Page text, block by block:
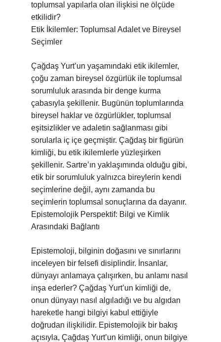
toplumsal yapılarla olan ilişkisi ne ölçüde
etkilidir?
Etik İkilemler: Toplumsal Adalet ve Bireysel
Seçimler
Çağdaş Yurt’un yaşamındaki etik ikilemler,
çoğu zaman bireysel özgürlük ile toplumsal
sorumluluk arasında bir denge kurma
çabasıyla şekillenir. Bugünün toplumlarında
bireysel haklar ve özgürlükler, toplumsal
eşitsizlikler ve adaletin sağlanması gibi
sorularla iç içe geçmiştir. Çağdaş bir figürün
kimliği, bu etik ikilemlerle yüzleşirken
şekillenir. Sartre’ın yaklaşımında olduğu gibi,
etik bir sorumluluk yalnızca bireylerin kendi
seçimlerine değil, aynı zamanda bu
seçimlerin toplumsal sonuçlarına da dayanır.
Epistemolojik Perspektif: Bilgi ve Kimlik
Arasındaki Bağlantı
Epistemoloji, bilginin doğasını ve sınırlarını
inceleyen bir felsefi disiplindir. İnsanlar,
dünyayı anlamaya çalışırken, bu anlamı nasıl
inşa ederler? Çağdaş Yurt’un kimliği de,
onun dünyayı nasıl algıladığı ve bu algıdan
hareketle hangi bilgiyi kabul ettiğiyle
doğrudan ilişkilidir. Epistemolojik bir bakış
açısıyla, Çağdaş Yurt’un kimliği, onun bilgiye